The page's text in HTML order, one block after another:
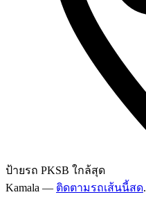
ป้ายรถ PKSB ใกล้สุด
Kamala — ติดตามรถเส้นนี้สด.